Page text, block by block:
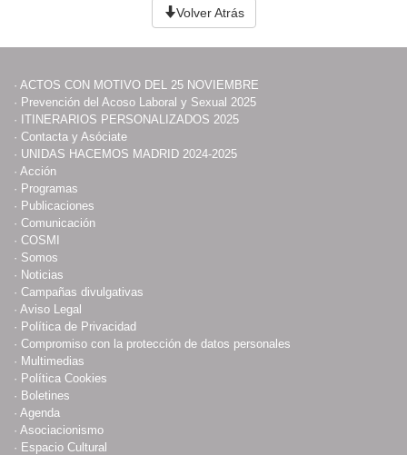
Volver Atrás
· ACTOS CON MOTIVO DEL 25 NOVIEMBRE
· Prevención del Acoso Laboral y Sexual 2025
· ITINERARIOS PERSONALIZADOS 2025
· Contacta y Asóciate
· UNIDAS HACEMOS MADRID 2024-2025
· Acción
· Programas
· Publicaciones
· Comunicación
· COSMI
· Somos
· Noticias
· Campañas divulgativas
· Aviso Legal
· Política de Privacidad
· Compromiso con la protección de datos personales
· Multimedias
· Política Cookies
· Boletines
· Agenda
· Asociacionismo
· Espacio Cultural